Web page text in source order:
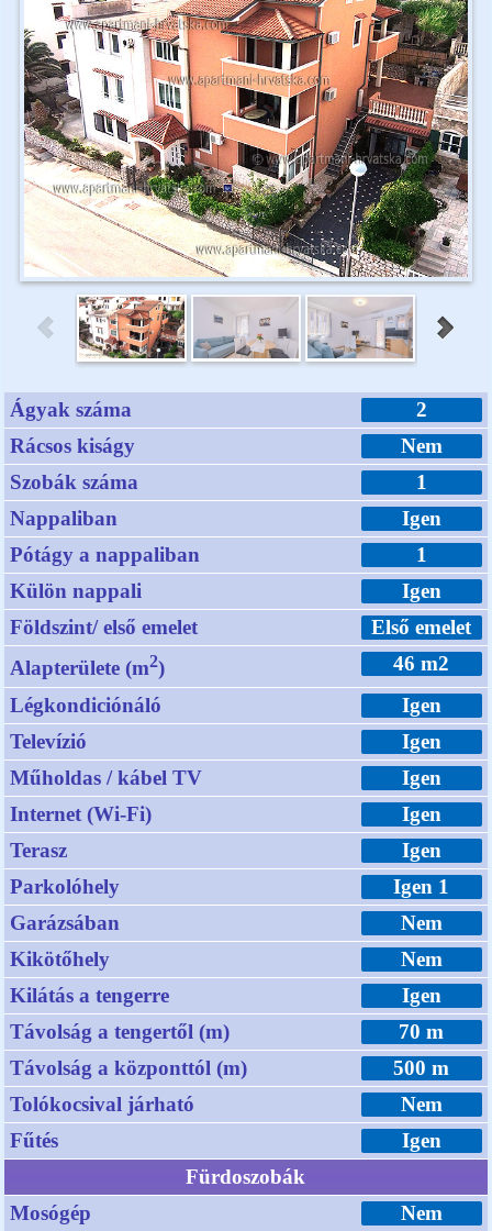
Ágyak száma
2
Rácsos kiságy
Nem
Szobák száma
1
Nappaliban
Igen
Pótágy a nappaliban
1
Külön nappali
Igen
Földszint/ első emelet
Első emelet
Alapterülete (m2)
46 m2
Légkondiciónáló
Igen
Televízió
Igen
Műholdas / kábel TV
Igen
Internet (Wi-Fi)
Igen
Terasz
Igen
Parkolóhely
Igen 1
Garázsában
Nem
Kikötőhely
Nem
Kilátás a tengerre
Igen
Távolság a tengertől (m)
70 m
Távolság a központtól (m)
500 m
Tolókocsival járható
Nem
Fűtés
Igen
Fürdoszobák
Mosógép
Nem